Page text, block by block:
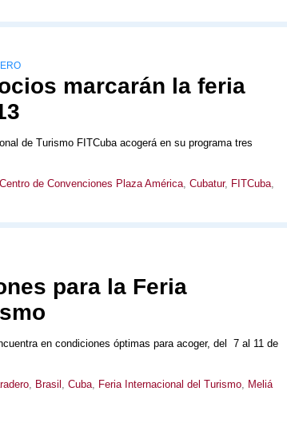
marcarán la feria
de Turismo FITCuba acogerá en su programa tres
Centro de Convenciones Plaza América, Cubatur, FITCuba,
para la Feria
en condiciones óptimas para acoger, del 7 al 11 de
, Brasil , Cuba, Feria Internacional del Turismo, Meliá